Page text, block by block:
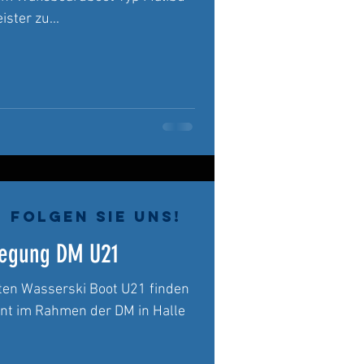
zu...
DM U21
Wasserski Boot U21 finden
im Rahmen der DM in Halle
Folgen Sie uns!